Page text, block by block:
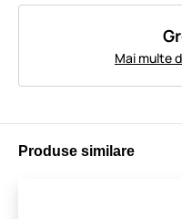
Mai multe
Produse similare